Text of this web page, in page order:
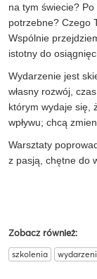
na tym świecie?
potrzebne? Czego
Wspólnie
istotny do
Wydarzenie jest
własny rozwój,
którym wydaje się,
wpływu; chcą
Warsztaty
z pasją, chętne do
Zobacz również:
szkolenia